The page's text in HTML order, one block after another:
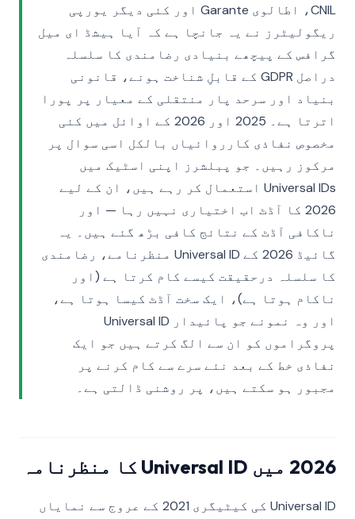
CNIL، اطالوی Garante اور کئی دیگر یورپی
ریگولیٹرز نے یہ جانچا ہے کہ آیا ہیشڈ ای میل
گرافس کے پیچھے بنیادی رضامندی کا سلسلہ
دراصل GDPR کے قابلِ شناخت ہونے، قانونی
بنیاد اور سرحد پار منتقلی کے معیار پر پورا
اترتا ہے۔ 2025 اور 2026 کے اوائل میں کئی
مخصوص نفاذی کارروائیاں بالکل اسی سوال پر
مرکوز رہیں۔ جو پبلشرز اپنی اسٹیک میں
Universal IDs استعمال کر رہے ہیں، ان کے لیے
2026 کا آڈٹ اب اختیاری نہیں رہا — اور
ناکافی آڈٹ کے نتائج کافی بڑھ گئے ہیں۔ یہ
گائیڈ 2026 کے Universal ID منظرنامے، رضامندی
کا سلسلہ درحقیقت کیسے کام کرتا ہے (اور
ناکام ہوتا ہے)، ایک سخت آڈٹ کیسا ہوتا ہے،
اور وہ نمونے جو پائیدار Universal ID
پروگراموں کو ان سے الگ کرتے ہیں جو ایک
نفاذی خط کے بعد نئے سرے سے کام کرنے پر
مجبور ہو سکتے ہیں، پر روشنی ڈالتی ہے۔
2026 میں Universal ID کا منظرنامہ
Universal ID کی کیٹیگری 2021 کے عروج سے نمایاں